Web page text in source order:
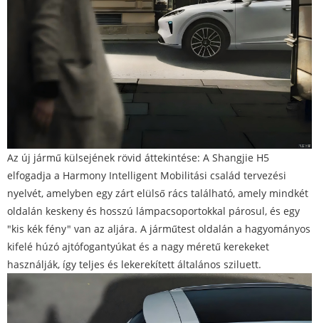
Az új jármű külsejének rövid áttekintése: A Shangjie H5
elfogadja a Harmony Intelligent Mobilitási család tervezési
nyelvét, amelyben egy zárt elülső rács található, amely mindkét
oldalán keskeny és hosszú lámpacsoportokkal párosul, és egy
"kis kék fény" van az aljára. A járműtest oldalán a hagyományos
kifelé húzó ajtófogantyúkat és a nagy méretű kerekeket
használják, így teljes és lekerekített általános sziluett.